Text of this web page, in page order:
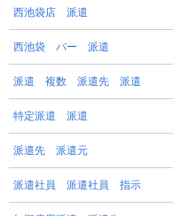
西池袋店 派遣
西池袋 バー 派遣
派遣 複数 派遣先 派遣
特定派遣 派遣
派遣先 派遣元
派遣社員 派遣社員 指示